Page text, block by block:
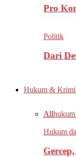
Pro
Politik
Dari
Hukum &
All
Hukum